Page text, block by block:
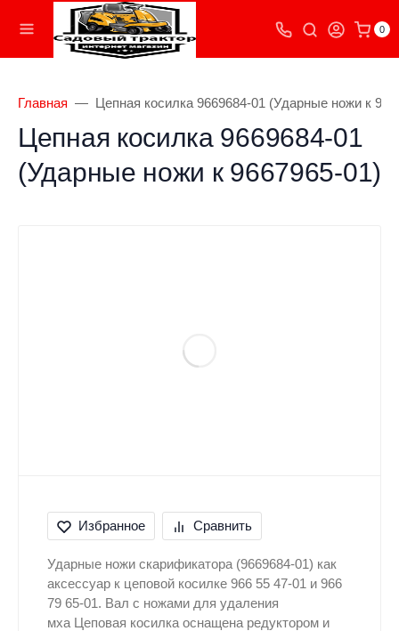
0
Главная Цепная косилка 9669684-01 (Ударные ножи к
Цепная косилка 9669684-01
(Ударные ножи к 9667965-01)
Избранное Сравнить
Ударные ножи скарификатора (9669684-01) как
аксессуар к цеповой косилке 966 55 47-01 и 966
79 65-01. Вал с ножами для удаления
мха Цеповая косилка оснащена редуктором и